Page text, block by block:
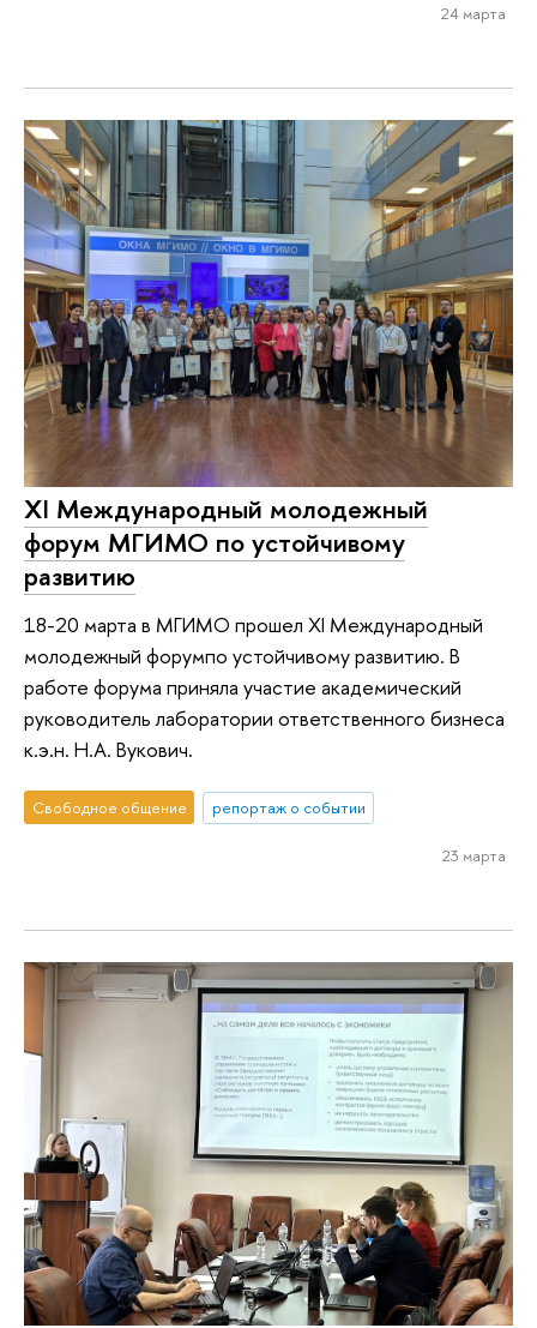
24 марта
XI Международный молодежный
форум МГИМО по устойчивому
развитию
18-20 марта в МГИМО прошел XI Международный
молодежный форумпо устойчивому развитию. В
работе форума приняла участие академический
руководитель лаборатории ответственного бизнеса
к.э.н. Н.А. Вукович.
Свободное общение репортаж о событии
23 марта